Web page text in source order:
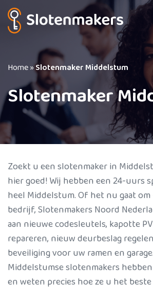
Home»Slotenmaker Middelstum
Slotenmaker
Zoekt u een slotenmaker in
hier goed! Wij hebben een 24-uurs
heel Middelstum. Of het nu gaat
bedrijf, Slotenmakers Noord
aan nieuwe codesleutels, kapotte
repareren, nieuw deurbeslag
beveiliging voor uw ramen en
Middelstumse slotenmakers
en weten precies hoe ze u het